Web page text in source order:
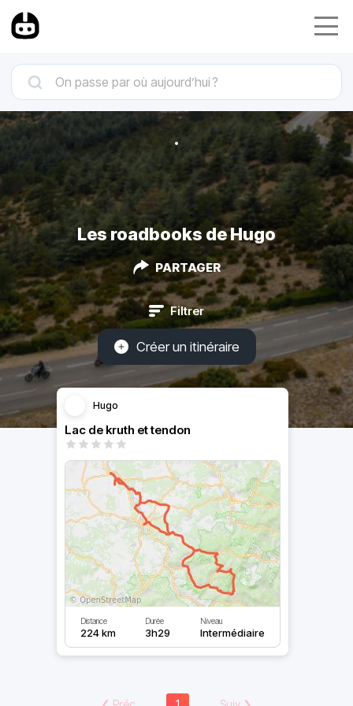
Les roadbooks de Hugo
PARTAGER
Filtrer
Créer un itinéraire
Hugo
Lac de kruth et tendon
Distance
224 km
Durée
3h29
Niveau
Intermédiaire